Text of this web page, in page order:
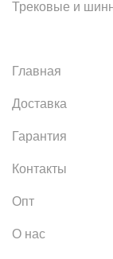
Трековые и
Главная
Доставка
Гарантия
Контакты
Опт
О нас